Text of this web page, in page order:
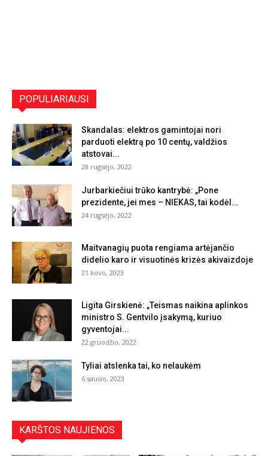
POPULIARIAUSI
Skandalas: elektros gamintojai nori
parduoti elektrą po 10 centų, valdžios
atstovai...
28 rugsėjo, 2022
Jurbarkiečiui trūko kantrybė: „Pone
prezidente, jei mes – NIEKAS, tai kodėl...
24 rugsėjo, 2022
Maitvanagių puota rengiama artėjančio
didelio karo ir visuotinės krizės akivaizdoje
21 kovo, 2023
Ligita Girskienė: „Teismas naikina aplinkos
ministro S. Gentvilo įsakymą, kuriuo
gyventojai...
22 gruodžio, 2022
Tyliai atslenka tai, ko nelaukėm
6 sausio, 2023
KARŠTOS NAUJIENOS